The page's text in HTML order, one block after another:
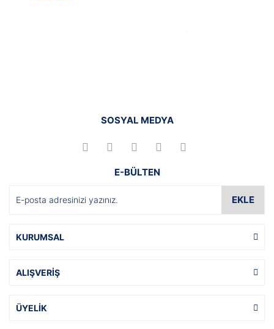
SOSYAL MEDYA
E-BÜLTEN
EKLE
KURUMSAL
ALIŞVERİŞ
ÜYELİK